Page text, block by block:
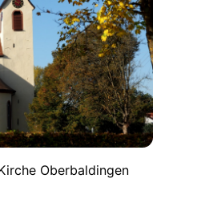
Oberbaldingen